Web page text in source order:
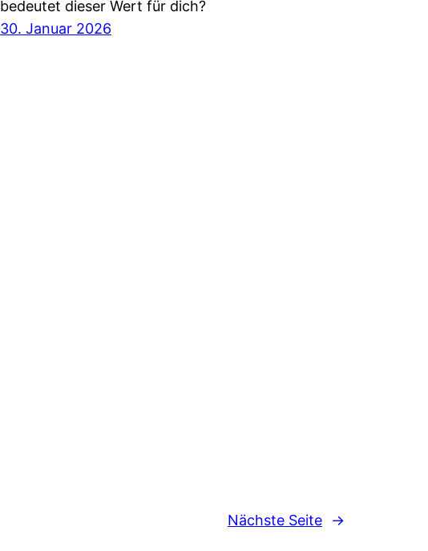
bedeutet dieser Wert für dich?
30. Januar 2026
Nächste Seite →